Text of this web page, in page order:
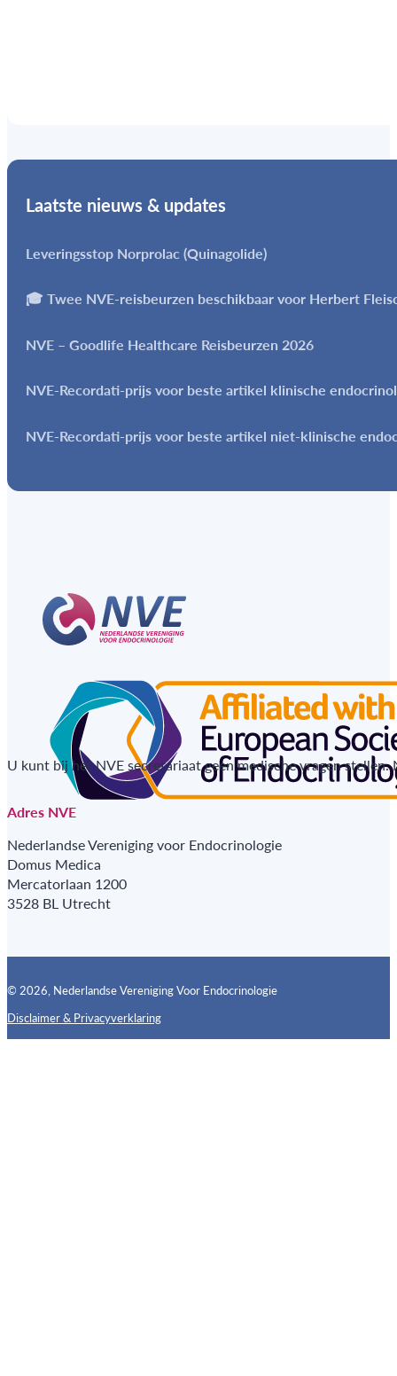
Laatste nieuws & updates
Leveringsstop Norprolac (Quinagolide)
🎓 Twee NVE-reisbeurzen beschikbaar voor Herbert
NVE – Goodlife Healthcare Reisbeurzen 2026
NVE-Recordati-prijs voor beste artikel klinische
NVE-Recordati-prijs voor beste artikel niet-klinische
U kunt bij het NVE secretariaat geen medische vragen
Adres NVE
Nederlandse Vereniging voor Endocrinologie
Domus Medica
Mercatorlaan 1200
3528 BL Utrecht
© 2026, Nederlandse Vereniging Voor Endocrinologie
Disclaimer & PrivacyverklaringFollow us on X